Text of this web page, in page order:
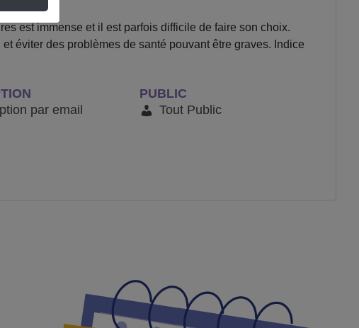
est immense et il est parfois difficile de faire son choix.
éviter des problèmes de santé pouvant être graves. Indice
par email
PUBLIC
Tout Public